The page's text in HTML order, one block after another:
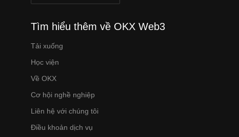
Tìm hiểu thêm về OKX Web3
Tải xuống
Học viện
Về OKX
Cơ hội nghề nghiệp
Liên hệ với chúng tôi
Điều khoản dịch vụ